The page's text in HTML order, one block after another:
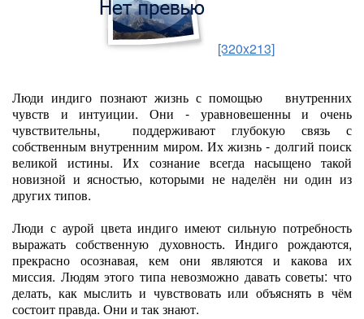
[320x213]
Люди индиго познают жизнь с помощью внутренних
чувств и интуиции. Они - уравновешенны и очень
чувствительны, поддерживают глубокую связь с
собственным внутренним миром. Их жизнь - долгий поиск
великой истины. Их сознание всегда насыщено такой
новизной и ясностью, которыми не наделён ни один из
других типов.
Люди с аурой цвета индиго имеют сильную потребность
выражать собственную духовность. Индиго рождаются,
прекрасно осознавая, кем они являются и какова их
миссия. Людям этого типа невозможно давать советы: что
делать, как мыслить и чувствовать или объяснять в чём
состоит правда. Они и так знают.